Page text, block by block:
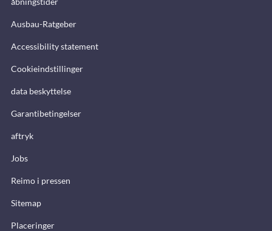
Ausbau-Ratgeber
Accessibility statement
Cookieindstillinger
data beskyttelse
Garantibetingelser
aftryk
Jobs
Reimo i pressen
Sitemap
Placeringer